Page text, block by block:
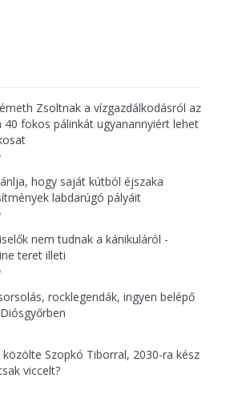
Zsoltnak a vízgazdálkodásról az
fokos pálinkát ugyanannyiért lehet
hogy saját kútból éjszaka
labdarúgó pályáit
nem tudnak a kánikuláról -
teret illeti
rocklegendák, ingyen belépő
Szopkó Tiborral, 2030-ra kész
viccelt?